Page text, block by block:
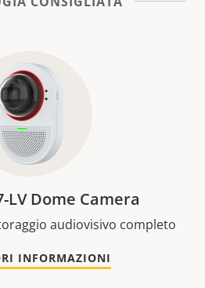
LV Dome Camera
audiovisivo completo
INFORMAZIONI